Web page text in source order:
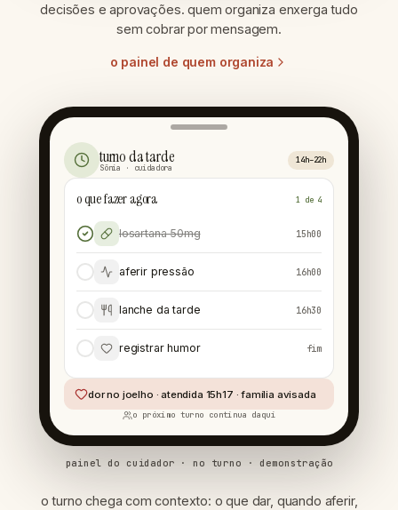
decisões e aprovações. quem organiza enxerga tudo
sem cobrar por mensagem.
o painel de quem organiza
turno da tarde
Sônia · cuidadora
14h–22h
o que fazer agora 1 de 4
losartana 50mg 15h00
aferir pressão 16h00
lanche da tarde 16h30
registrar humor fim
dor no joelho · atendida 15h17 · família avisada
o próximo turno continua daqui
painel do cuidador · no turno · demonstração
o turno chega com contexto: o que dar, quando aferir,